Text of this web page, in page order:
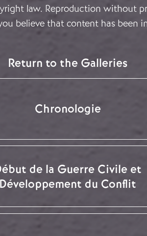
law. Reproduction without
believe that content has been
Return to the Galleries
Chronologie
de la Guerre Civile et
Développement du Conflit